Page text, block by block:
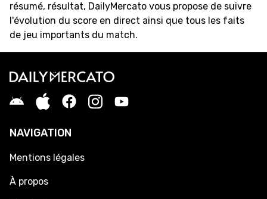
résumé, résultat, DailyMercato vous propose de suivre
l'évolution du score en direct ainsi que tous les faits
de jeu importants du match.
NAVIGATION
Mentions légales
À propos